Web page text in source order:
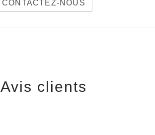
CONTACTEZ-NOUS
Avis clients